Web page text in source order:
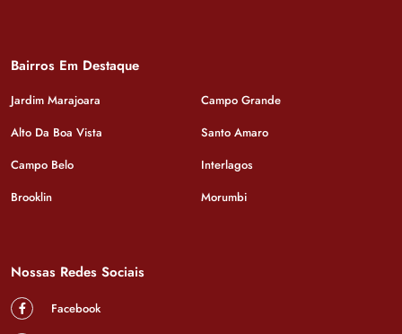
Bairros Em Destaque
Jardim Marajoara
Campo Grande
Alto Da Boa Vista
Santo Amaro
Campo Belo
Interlagos
Brooklin
Morumbi
Nossas Redes Sociais
Facebook